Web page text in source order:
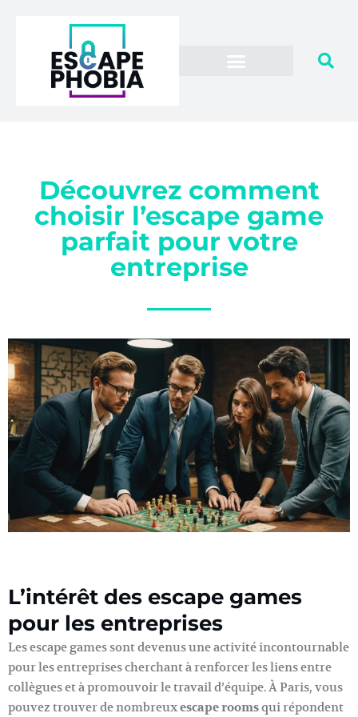
Découvrez comment
choisir l’escape game
parfait pour votre
entreprise
L’intérêt des escape games
pour les entreprises
Les escape games sont devenus une activité incontournable
pour les entreprises cherchant à renforcer les liens entre
collègues et à promouvoir le travail d’équipe. À Paris, vous
pouvez trouver de nombreuxescape roomsqui répondent